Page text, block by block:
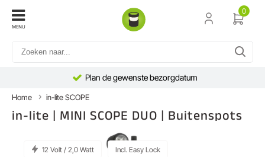
MENU
0
Plan de gewenste bezorgdatum
Home in-lite SCOPE
in-lite | MINI SCOPE DUO | Buitenspots
12 Volt / 2,0 Watt Incl. Easy Lock